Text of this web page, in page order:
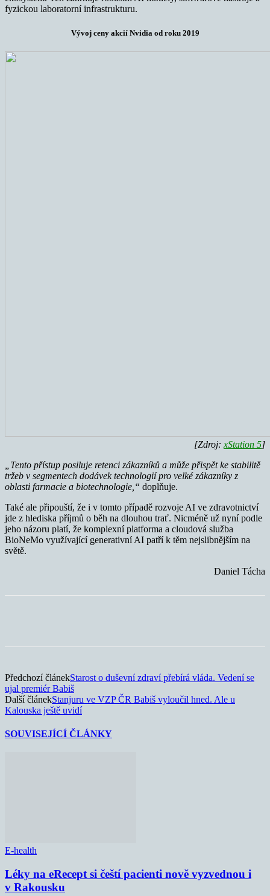
fyzickou laboratorní infrastrukturu.
Vývoj ceny akcií Nvidia od roku 2019
[Zdroj: xStation 5]
„Tento přístup posiluje retenci zákazníků a může přispět ke stabilitě
tržeb v segmentech dodávek technologií pro velké zákazníky z
oblasti farmacie a biotechnologie,“ doplňuje.
Také ale připouští, že i v tomto případě rozvoje AI ve zdravotnictví
jde z hlediska příjmů o běh na dlouhou trať. Nicméně už nyní podle
jeho názoru platí, že komplexní platforma a cloudová služba
BioNeMo využívající generativní AI patří k těm nejslibnějším na
světě.
Daniel Tácha
Předchozí článekStarost o duševní zdraví přebírá vláda. Vedení se
ujal premiér Babiš
Další článekStanjuru ve VZP ČR Babiš vyloučil hned. Ale u
Kalouska ještě uvidí
SOUVISEJÍCÍ ČLÁNKY
E-health
Léky na eRecept si čeští pacienti nově vyzvednou i
v Rakousku